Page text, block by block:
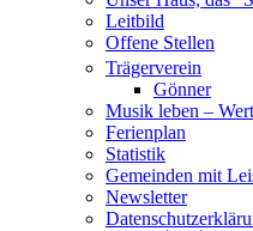
Leitbild
Offene Stellen
Trägerverein
Gönner
Musik leben –
Ferienplan
Statistik
Gemeinden mit
Newsletter